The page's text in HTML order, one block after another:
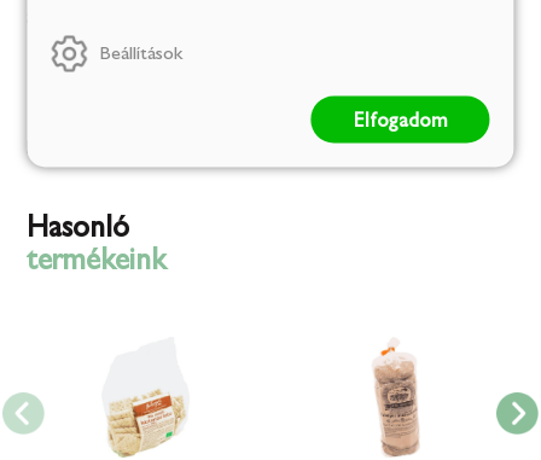
Energia (kJ)/ 100 g:
Hasonló
termékeink
Beállítások
Elfogadom